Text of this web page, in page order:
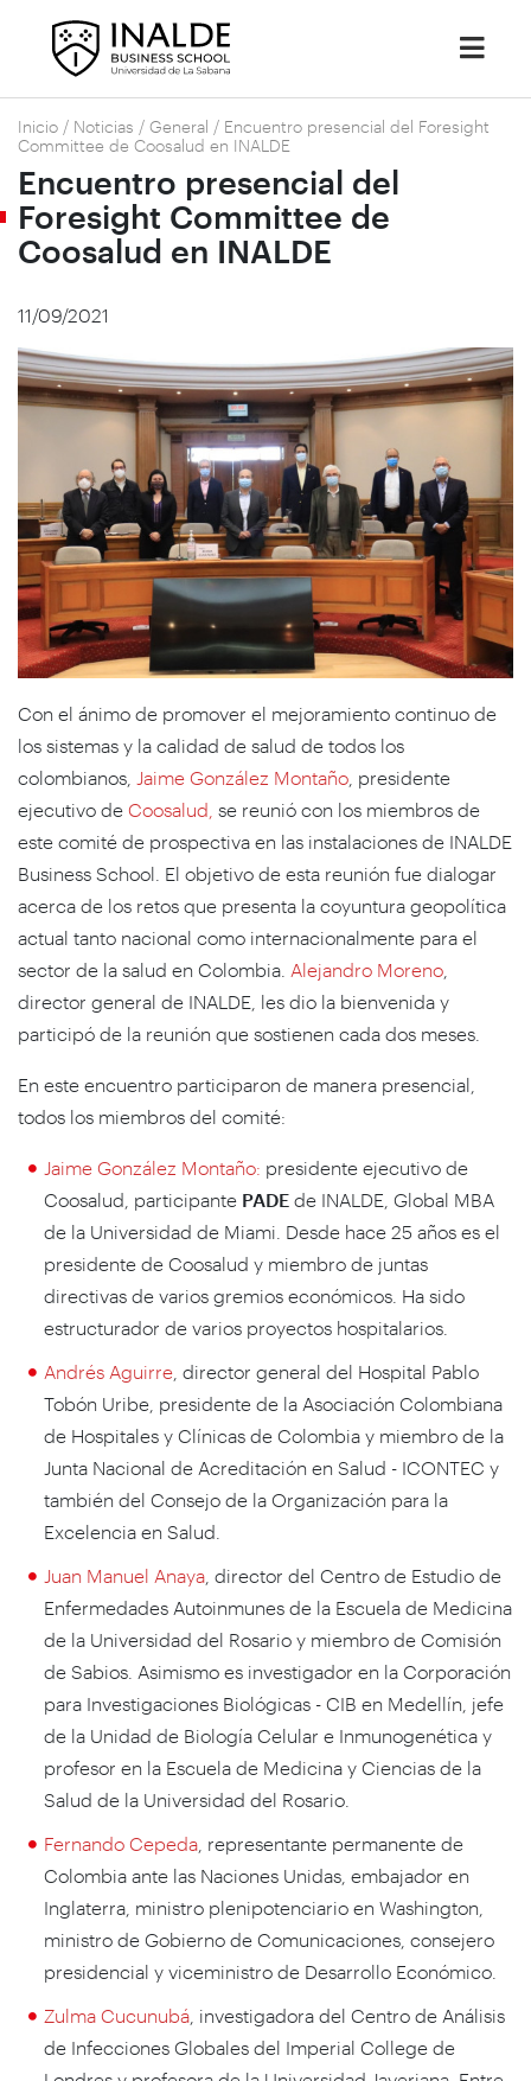
Inicio / Noticias / General / Encuentro presencial del Foresight
Committee de Coosalud en INALDE
Encuentro presencial del
Foresight Committee de
Coosalud en INALDE
11/09/2021
Con el ánimo de promover el mejoramiento continuo de
los sistemas y la calidad de salud de todos los
colombianos,
Jaime González Montaño , presidente
ejecutivo de Coosalud, se reunió con los miembros de
este comité de prospectiva en las instalaciones de INALDE
Business School. El objetivo de esta reunión fue dialogar
acerca de los retos que presenta la coyuntura geopolítica
actual tanto nacional como internacionalmente para el
sector de la salud en Colombia. Alejandro Moreno
director general de INALDE, les dio la bienvenida y
participó de la reunión que sostienen cada dos meses.
En este encuentro participaron de manera presencial,
todos los miembros del comité:
Jaime González Montaño: presidente ejecutivo de
Coosalud, participante PADE de INALDE, Global MBA
de la Universidad de Miami. Desde hace 25 años es el
presidente de Coosalud y miembro de juntas
directivas de varios gremios económicos. Ha sido
estructurador de varios proyectos hospitalarios.
Andrés Aguirre , director general del Hospital Pablo
Tobón Uribe, presidente de la Asociación Colombiana
de Hospitales y Clínicas de Colombia y miembro de la
Junta Nacional de Acreditación en Salud - ICONTEC y
también del Consejo de la Organización para la
Excelencia en Salud.
Juan Manuel Anaya , director del Centro de Estudio de
Enfermedades Autoinmunes de la Escuela de Medicina
de la Universidad del Rosario y miembro de Comisión
de Sabios. Asimismo es investigador en la Corporación
para Investigaciones Biológicas - CIB en Medellín, jefe
de la Unidad de Biología Celular e Inmunogenética y
profesor en la Escuela de Medicina y Ciencias de la
Salud de la Universidad del Rosario.
Fernando Cepeda , representante permanente de
Colombia ante las Naciones Unidas, embajador en
Inglaterra, ministro plenipotenciario en Washington,
ministro de Gobierno de Comunicaciones, consejero
presidencial y viceministro de Desarrollo Económico.
Zulma Cucunubá , investigadora del Centro de Análisis
de Infecciones Globales del Imperial College de